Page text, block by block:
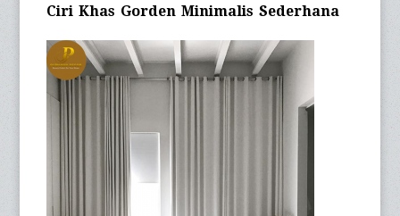
Ciri Khas Gorden Minimalis Sederhana